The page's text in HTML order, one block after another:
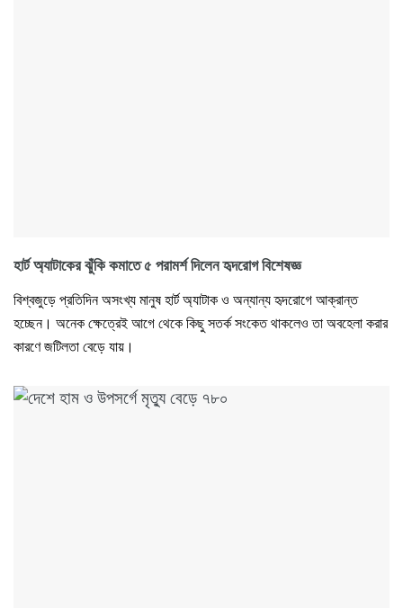
হার্ট অ্যাটাকের ঝুঁকি কমাতে ৫ পরামর্শ দিলেন হৃদরোগ বিশেষজ্ঞ
বিশ্বজুড়ে প্রতিদিন অসংখ্য মানুষ হার্ট অ্যাটাক ও অন্যান্য হৃদরোগে আক্রান্ত
হচ্ছেন। অনেক ক্ষেত্রেই আগে থেকে কিছু সতর্ক সংকেত থাকলেও তা অবহেলা করার
কারণে জটিলতা বেড়ে যায়।